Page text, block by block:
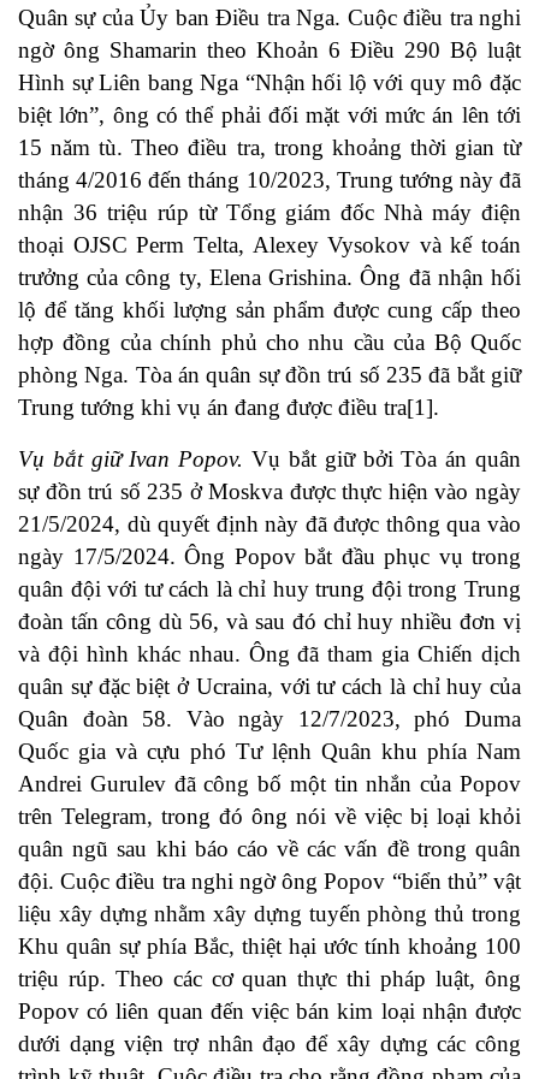
Quân sự của Ủy ban Điều tra Nga. Cuộc điều tra nghi
ngờ ông Shamarin theo Khoản 6 Điều 290 Bộ luật
Hình sự Liên bang Nga “Nhận hối lộ với quy mô đặc
biệt lớn”, ông có thể phải đối mặt với mức án lên tới
15 năm tù. Theo điều tra, trong khoảng thời gian từ
tháng 4/2016 đến tháng 10/2023, Trung tướng này đã
nhận 36 triệu rúp từ Tổng giám đốc Nhà máy điện
thoại OJSC Perm Telta, Alexey Vysokov và kế toán
trưởng của công ty, Elena Grishina. Ông đã nhận hối
lộ để tăng khối lượng sản phẩm được cung cấp theo
hợp đồng của chính phủ cho nhu cầu của Bộ Quốc
phòng Nga. Tòa án quân sự đồn trú số 235 đã bắt giữ
Trung tướng khi vụ án đang được điều tra[1].
Vụ bắt giữ Ivan Popov.Vụ bắt giữ bởi Tòa án quân
sự đồn trú số 235 ở Moskva được thực hiện vào ngày
21/5/2024, dù quyết định này đã được thông qua vào
ngày 17/5/2024. Ông Popov bắt đầu phục vụ trong
quân đội với tư cách là chỉ huy trung đội trong Trung
đoàn tấn công dù 56, và sau đó chỉ huy nhiều đơn vị
và đội hình khác nhau. Ông đã tham gia Chiến dịch
quân sự đặc biệt ở Ucraina, với tư cách là chỉ huy của
Quân đoàn 58. Vào ngày 12/7/2023, phó Duma
Quốc gia và cựu phó Tư lệnh Quân khu phía Nam
Andrei Gurulev đã công bố một tin nhắn của Popov
trên Telegram, trong đó ông nói về việc bị loại khỏi
quân ngũ sau khi báo cáo về các vấn đề trong quân
đội. Cuộc điều tra nghi ngờ ông Popov “biển thủ” vật
liệu xây dựng nhằm xây dựng tuyến phòng thủ trong
Khu quân sự phía Bắc, thiệt hại ước tính khoảng 100
triệu rúp. Theo các cơ quan thực thi pháp luật, ông
Popov có liên quan đến việc bán kim loại nhận được
dưới dạng viện trợ nhân đạo để xây dựng các công